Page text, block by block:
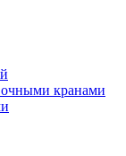
кранами